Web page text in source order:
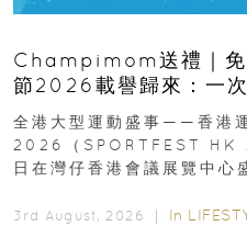
Champimom送禮｜
節2026載譽歸來：一
動、街舞比賽＋逾百運
全港大型運動盛事——香港
2026（SPORTFEST HK
日在灣仔香港會議展覽中心
3rd August, 2026 ｜ In